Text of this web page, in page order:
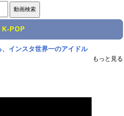
K-POP
、インスタ世界一のアイドル
もっと見る